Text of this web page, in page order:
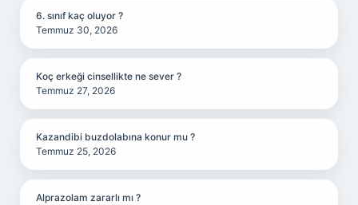
6. sınıf kaç oluyor ?
Temmuz 30, 2026
Koç erkeği cinsellikte ne sever ?
Temmuz 27, 2026
Kazandibi buzdolabına konur mu ?
Temmuz 25, 2026
Alprazolam zararlı mı ?